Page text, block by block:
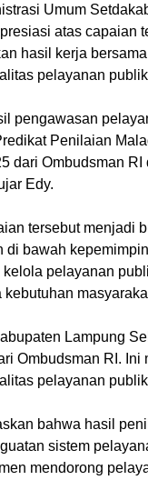
Umum
atas capaian
hasil kerja
pelayanan
pengawasan
Penilaian
dari Ombudsman
Edy.
tersebut menjadi
di bawah
kelola pelayanan
kebutuhan
Lampung
Ombudsman RI.
pelayanan
bahwa hasil
sistem
mendorong